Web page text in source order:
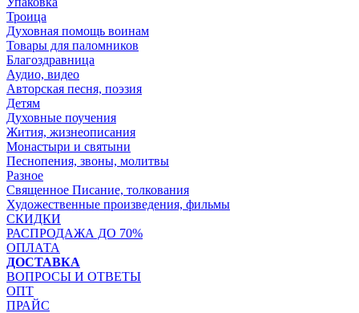
Троица
Духовная помощь воинам
Товары для паломников
Благоздравница
Аудио, видео
Авторская песня, поэзия
Детям
Духовные поучения
Жития, жизнеописания
Монастыри и святыни
Песнопения, звоны, молитвы
Разное
Священное Писание, толкования
Художественные произведения, фильмы
СКИДКИ
РАСПРОДАЖА ДО 70%
ОПЛАТА
ДОСТАВКА
ВОПРОСЫ И ОТВЕТЫ
ОПТ
ПРАЙС